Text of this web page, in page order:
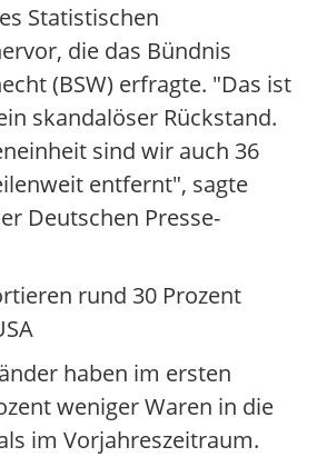
Statistischen
die das Bündnis
(BSW) erfragte. "Das ist
skandalöser Rückstand.
sind wir auch 36
entfernt", sagte
Deutschen Presse-
rund 30 Prozent
haben im ersten
weniger Waren in die
im Vorjahreszeitraum.